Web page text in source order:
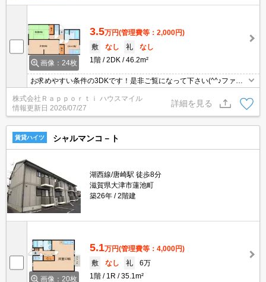
画像：24枚
3.5万円(管理費等：2,000円)
敷
なし 礼
なし
1階
2DK 46.2m²
お求めやすい条件の3DKです！是非ご覧になって下さい(^^♪ファミ
リーさんにピッタリ(^_-)-☆カップルや新婚さんもどうぞ！単身さん
も大歓迎！当店のおススメです！
株式会社Ｒａｐｐｏｒｔｉ ハウスマイル
情報更新日 2026/07/27
詳細を見る
賃貸ハイツ シャルマンコ－ト
湖西線/唐崎駅 徒歩8分
滋賀県大津市蓮池町
築26年
2階建
画像：20枚
5.1万円(管理費等：4,000円)
敷
なし 礼
6万
1階
1R 35.1m²